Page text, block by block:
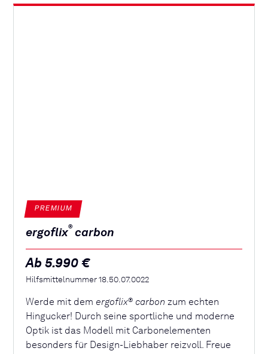
PREMIUM
ergoflix® carbon
Ab 5.990 €
Hilfsmittelnummer 18.50.07.0022
Werde mit demergoflix® carbon zum echten
Hingucker! Durch seine sportliche und moderne
Optik ist das Modell mit Carbonelementen
besonders für Design-Liebhaber reizvoll. Freue